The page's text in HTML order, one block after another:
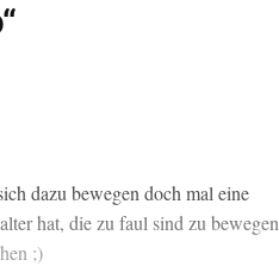
dazu bewegen doch mal eine
hat, die zu faul sind zu bewegen
;)